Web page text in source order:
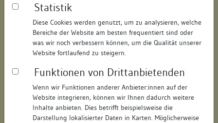
Statistik
Diese Cookies werden genutzt, um zu analysieren, welche
Bereiche der Website am besten frequentiert sind oder
was wir noch verbessern können, um die Qualität unserer
Website fortlaufend zu steigern.
Funktionen von Drittanbietenden
Wenn wir Funktionen anderer Anbieter:innen auf der
Website integrieren, können wir Ihnen dadurch weitere
Inhalte anbieten. Dies betrifft beispielsweise die
Darstellung lokalisierter Daten in Karten. Möglicherweise
Objektdaten
Straße: Hussenstraße
Hausnummer: 68
Postleitzahl: 78462
Stadt-Teilort: Konstanz
Regierungsbezirk: Freiburg